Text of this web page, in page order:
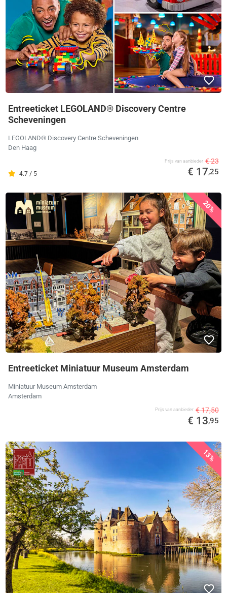
Entreeticket LEGOLAND® Discovery Centre
Scheveningen
LEGOLAND® Discovery Centre Scheveningen
Den Haag
4.7 / 5
Prijs van aanbieder € 23
€ 17,25
20%
Entreeticket Miniatuur Museum Amsterdam
Miniatuur Museum Amsterdam
Amsterdam
Prijs van aanbieder € 17,50
€ 13,95
13%